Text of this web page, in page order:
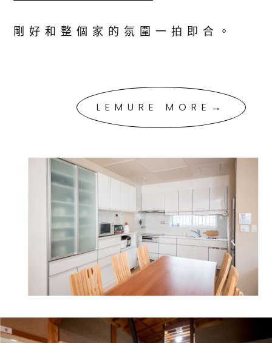
剛好和整個家的氛圍一拍即合。
LEMURE MORE→